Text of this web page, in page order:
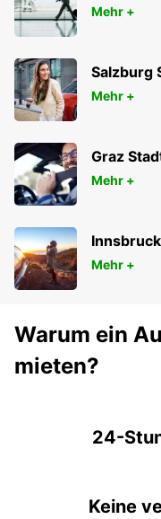
Mehr +
Salzburg
Mehr +
Graz
Mehr +
Innsbruck
Mehr +
Warum ein
mieten?
24-
Keine